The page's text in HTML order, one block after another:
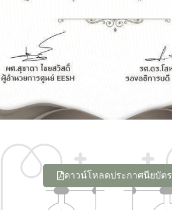
ดาวน์โหลดประกาศนียบัตร